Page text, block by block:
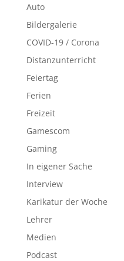
Auto
Bildergalerie
COVID-19 / Corona
Distanzunterricht
Feiertag
Ferien
Freizeit
Gamescom
Gaming
In eigener Sache
Interview
Karikatur der Woche
Lehrer
Medien
Podcast